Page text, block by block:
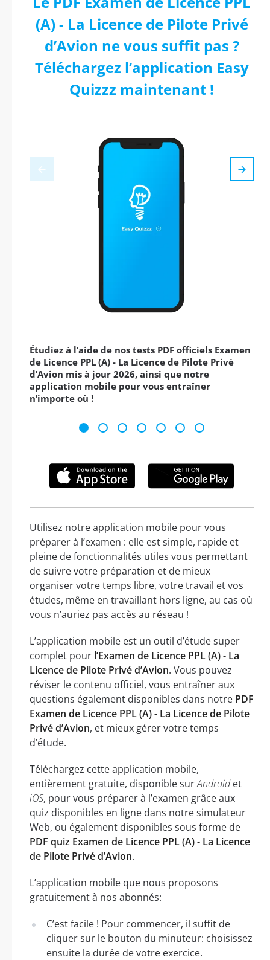
(A) - La Licence de Pilote Privé
d’Avion ne vous suffit pas ?
Téléchargez l’application Easy
Quizzz maintenant !
Étudiez à l’aide de nos tests PDF officiels Examen
de Licence PPL (A) - La Licence de Pilote Privé
d’Avion mis à jour 2026, ainsi que notre
application mobile pour vous entraîner
n’importe où !
Utilisez notre application mobile pour vous
préparer à l’examen : elle est simple, rapide et
pleine de fonctionnalités utiles vous permettant
de suivre votre préparation et de mieux
organiser votre temps libre, votre travail et vos
études, même en travaillant hors ligne, au cas où
vous n’auriez pas accès au réseau !
L’application mobile est un outil d’étude super
complet pour l’Examen de Licence PPL (A) - La
Licence de Pilote Privé d’Avion. Vous pouvez
réviser le contenu officiel, vous entraîner aux
questions également disponibles dans notre PDF
Examen de Licence PPL (A) - La Licence de Pilote
Privé d’Avion, et mieux gérer votre temps
d’étude.
Téléchargez cette application mobile,
entièrement gratuite, disponible surAndroidet
iOS, pour vous préparer à l’examen grâce aux
quiz disponibles en ligne dans notre simulateur
Web, ou également disponibles sous forme de
PDF quiz Examen de Licence PPL (A) - La Licence
de Pilote Privé d’Avion.
L’application mobile que nous proposons
gratuitement à nos abonnés:
C’est facile ! Pour commencer, il suffit de
cliquer sur le bouton du minuteur: choisissez
ensuite la durée de votre exercice.